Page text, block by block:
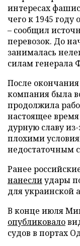
интересах
чего к 1945 году
– сообщил
перевозок. До
занималась
силам генерала
После
компания была
продолжила
настоящее
дурную славу
плохими
недостаточным
Ранее
нанеслиудары
для украинской
В конце июля
опубликовало
судов в портах